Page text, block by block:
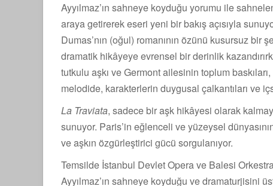
Ayyılmaz’ın sahneye koyduğu yorumu ile
araya getirerek eseri yeni bir bakış açısıyla
Dumas’nın (oğul) romanının özünü kusursuz bir
dramatik hikâyeye evrensel bir derinlik
tutkulu aşkı ve Germont ailesinin toplum
melodide, karakterlerin duygusal çalkantıları ve
La Traviata, sadece bir aşk hikâyesi olarak
sunuyor. Paris’in eğlenceli ve yüzeysel
ve aşkın özgürleştirici gücü sorgulanıyor.
Temsilde İstanbul Devlet Opera ve Balesi
Ayyılmaz’ın sahneye koyduğu ve dramaturjisini